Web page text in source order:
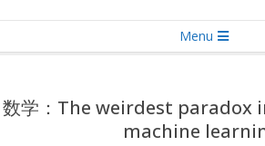
Navigation
Menu
数学：The weirdest paradox
machine